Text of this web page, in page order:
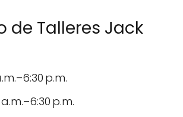
de Talleres Jack
p.m.
p.m.